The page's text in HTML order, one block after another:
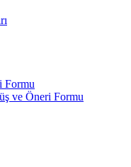
Formu
ve Öneri Formu